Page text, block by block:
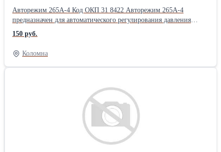
Авторежим 265А-4 Код ОКП 31 8422 Авторежим 265А-4
предназначен для автоматического регулирования давления
сжатого воздуха в тормозном цилиндре в зависимости от
степени загрузки вагона. Область применения: грузовые вагоны
повышенной грузоподъемности. Устанавливается на раме
вагона. Изготовляется по ТУ 3184-509-05744521-98 Полное
описание Техническая характеристика Тип авторежима
авторежима при подаче сжатого воздуха на авторежим
давлением (0,3±0,01)МПа [(3,0±0,1) кгс/см2] должно быть, МПа
задатчика перемещения 1,6±1,0 мм при поднятой на 16±0,5 мм
150 руб.
Коломна